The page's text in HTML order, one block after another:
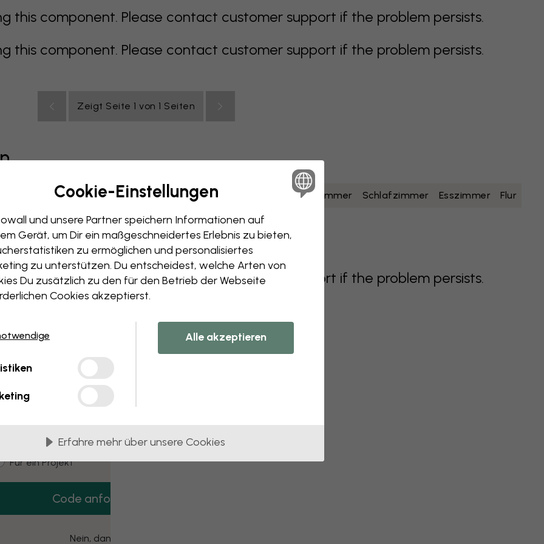
this component. Please contact customer support if the problem persists.
this component. Please contact customer support if the problem persists.
Zeigt Seite 1 von 1 Seiten
bunt orange rosa lila rot türkis Badezimmer Schlafzimmer Esszimmer Flur
Büro Jugendzimmer Dächer
this component. Please contact customer support if the problem persists.
Cookie-Einstellungen
und unsere Partner speichern Informationen auf
Gerät, um Dir ein maßgeschneidertes Erlebnis zu bieten,
zu ermöglichen und personalisiertes
zu unterstützen. Du entscheidest, welche Arten von
Du zusätzlich zu den für den Betrieb der Webseite
Cookies akzeptierst.
Alle akzeptieren
Erfahre mehr über unsere Cookies
3 kostenlose Muster
dir 3 Tapetenmuster gratis nach Hause.
type
Für mich
Für ein Projekt
Code anfordern
Nein, danke